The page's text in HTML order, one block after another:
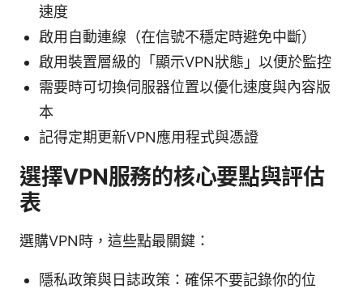
速度
啟用自動連線（在信號不穩定時避免中斷）
啟用裝置層級的「顯示VPN狀態」以便於監控
需要時可切換伺服器位置以優化速度與內容版
本
記得定期更新VPN應用程式與憑證
選擇VPN服務的核心要點與評估
表
選購VPN時，這些點最關鍵：
隱私政策與日誌政策：確保不要記錄你的位